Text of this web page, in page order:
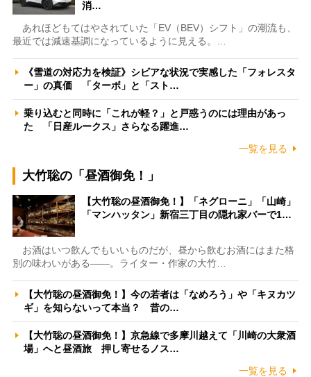
消…
あれほどもてはやされていた「EV（BEV）シフト」の潮流も、
最近では減速基調になっているように見える。…
《雪道の対応力を検証》シビアな状況で実感した「フォレスタ
ー」の真価 「ターボ」と「スト…
乗り込むと同時に「これが軽？」と戸惑うのには理由があっ
た 「日産ルークス」さらなる躍進…
一覧を見る
大竹聡の「昼酒御免！」
【大竹聡の昼酒御免！】「ネグローニ」「山崎」
「マンハッタン」新宿三丁目の隠れ家バーで1…
お酒はいつ飲んでもいいものだが、昼から飲むお酒にはまた格
別の味わいがある――。ライター・作家の大竹…
【大竹聡の昼酒御免！】今の若者は「なめろう」や「キヌカツ
ギ」を知らないって本当？ 昔の…
【大竹聡の昼酒御免！】京急線で多摩川越えて「川崎の大衆酒
場」へと昼酒旅 押し寄せるノス…
一覧を見る